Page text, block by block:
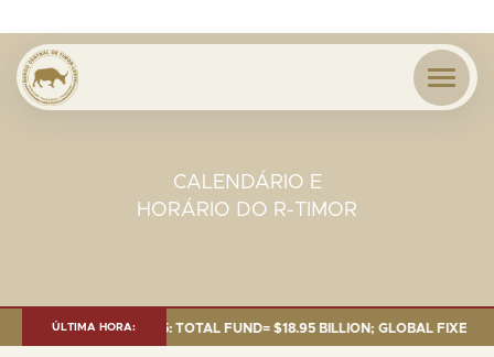
CALENDÁRIO E
HORÁRIO DO R-TIMOR
ÚLTIMA HORA:
AS OF 30 SEP. 2025: TOTAL FUND= $18.95 BILLION; GLOBAL FIXED